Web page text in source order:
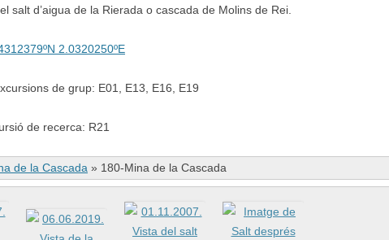
salt d’aigua de la Rierada o cascada de Molins de Rei.
2.0320250ºE
de grup: E01, E13, E16, E19
de recerca: R21
de la Cascada » 180-Mina de la Cascada